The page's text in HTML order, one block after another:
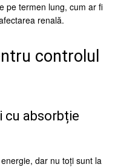
pe termen lung, cum ar fi
renală.
controlul
cu absorbție
dar nu toți sunt la